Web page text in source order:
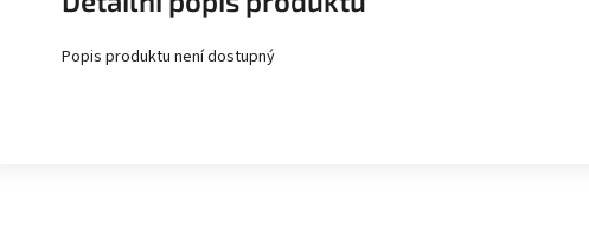
Popis produktu není dostupný